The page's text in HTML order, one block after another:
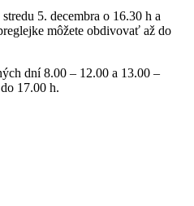
5. decembra o 16.30 h a
môžete obdivovať až do
dní 8.00 – 12.00 a 13.00 –
17.00 h.